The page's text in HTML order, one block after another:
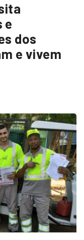
e
dos
e vivem